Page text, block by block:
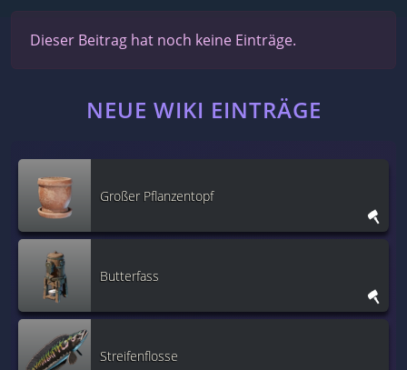
Dieser Beitrag hat noch keine Einträge.
NEUE WIKI EINTRÄGE
Großer Pflanzentopf
Butterfass
Streifenflosse